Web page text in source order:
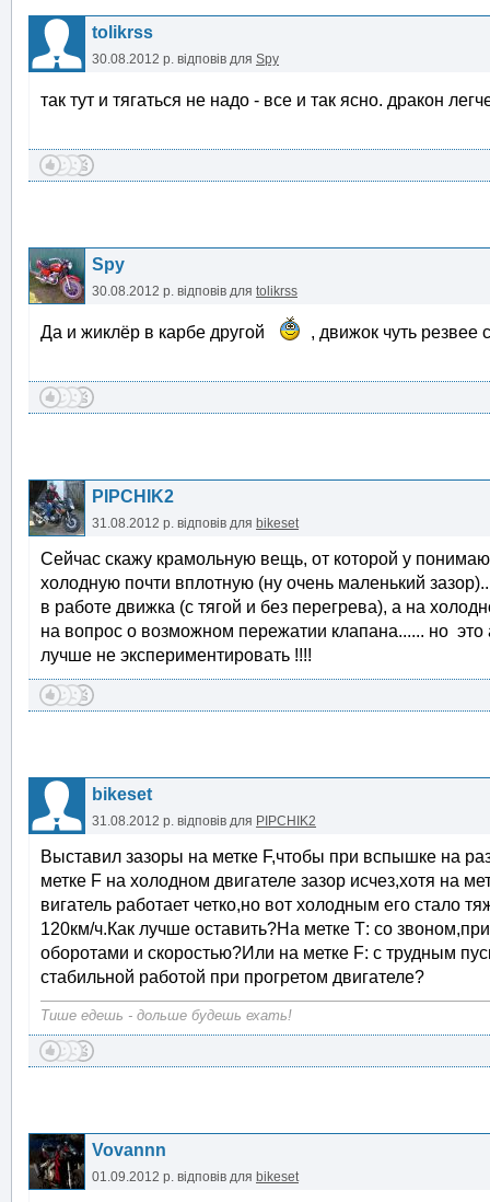
tolikrss
30.08.2012 р. відповів для Spy
так тут и тягаться не надо - все и так ясно. дракон
Spy
30.08.2012 р. відповів для tolikrss
Да и жиклёр в карбе другой , движок чуть резвее
PIPCHIK2
31.08.2012 р. відповів для bikeset
Сейчас скажу крамольную вещь, от которой у
холодную почти вплотную (ну очень маленький
в работе движка (с тягой и без перегрева), а на
на вопрос о возможном пережатии клапана...... но это
лучше не экспериментировать !!!!
bikeset
31.08.2012 р. відповів для PIPCHIK2
Выставил зазоры на метке F,чтобы при вспышке на
метке F на холодном двигателе зазор исчез,хотя на
вигатель работает четко,но вот холодным его стало
120км/ч.Как лучше оставить?На метке Т: со
оборотами и скоростью?Или на метке F: с трудным
стабильной работой при прогретом двигателе?
Тише едешь - дольше будешь ехать!
Vovannn
01.09.2012 р. відповів для bikeset